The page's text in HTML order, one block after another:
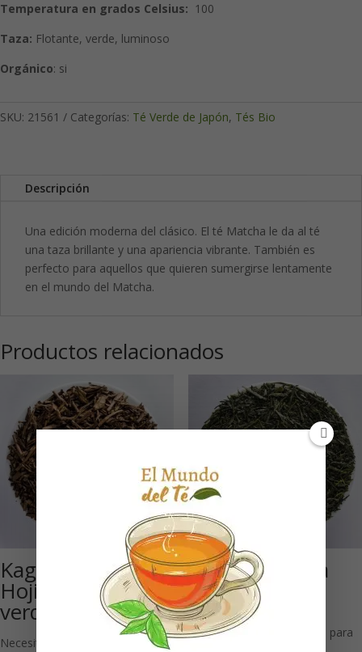
Temperatura en grados Celsius: 100
Taza: Flotante, verde, luminoso
Orgánico: si
SKU: 21561 Categorías: Té Verde de Japón, Tés Bio
Descripción
Una edición moderna del clásico. El té Matcha le da al té
una taza brillante y una apariencia vibrante. También es
perfecto para aquellos que quieren sumergirse lentamente
en el mundo del Matcha.
Productos relacionados
Kagoshima
Hojicha Bio: Té
verde japonés
Necesitas estar registrado para
Fukamushicha
100 g Bio: Té
verde japonés
Necesitas estar registrado para